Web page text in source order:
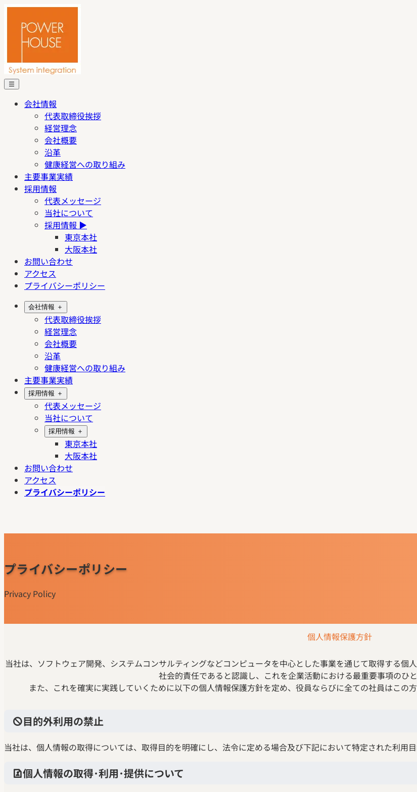
会社情報
代表取締役挨拶
経営理念
会社概要
沿革
健康経営への取り組み
主要事業実績
採用情報
代表メッセージ
当社について
採用情報 ▶
東京本社
大阪本社
お問い合わせ
アクセス
プライバシーポリシー
会社情報 ＋
代表取締役挨拶
経営理念
会社概要
沿革
健康経営への取り組み
主要事業実績
採用情報 ＋
代表メッセージ
当社について
採用情報 ＋
東京本社
大阪本社
お問い合わせ
アクセス
プライバシーポリシー
プライバシーポリシー
Privacy Policy
個人情報保護方針
当社は、ソフトウェア開発、システムコンサルティングなどコンピュータを中心とした事業を通じて取得する個
社会的責任であると認識し、これを企業活動における最重要事項のひ
また、これを確実に実践していくために以下の個人情報保護方針を定め、役員ならびに全ての社員はこの
目的外利用の禁止
当社は、個人情報の取得については、取得目的を明確にし、法令に定める場合及び下記において特定された利用
個人情報の取得･利用･提供について